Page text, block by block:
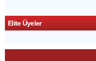
Elite Üyeler